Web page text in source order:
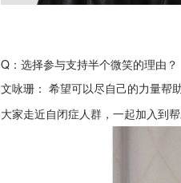
Q：选择参与支持半个微笑的理由？
文咏珊： 希望可以尽自己的力量帮
大家走近自闭症人群，一起加入到